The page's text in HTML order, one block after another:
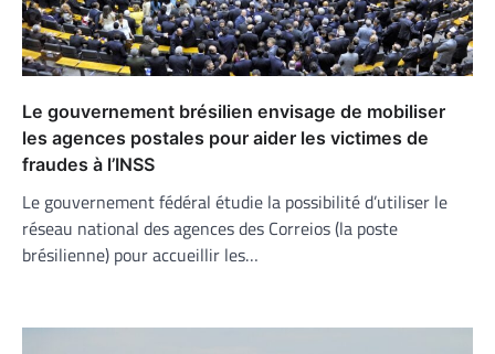
Le gouvernement brésilien envisage de mobiliser
les agences postales pour aider les victimes de
fraudes à l’INSS
Le gouvernement fédéral étudie la possibilité d’utiliser le
réseau national des agences des Correios (la poste
brésilienne) pour accueillir les…